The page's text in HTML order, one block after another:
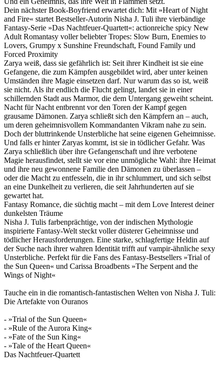
Dein nächster Book-Boyfriend erwartet dich: Mit »Heart of Night
and Fire« startet Bestseller-Autorin Nisha J. Tuli ihre vierbändige
Fantasy-Serie »Das Nachtfeuer-Quartett«: actionreiche spicy New
Adult Romantasy voller beliebter Tropes: Slow Burn, Enemies to
Lovers, Grumpy x Sunshine Freundschaft, Found Family und
Forced Proximity
Zarya weiß, dass sie gefährlich ist: Seit ihrer Kindheit ist sie eine
Gefangene, die zum Kämpfen ausgebildet wird, aber unter keinen
Umständen ihre Magie einsetzen darf. Nur warum das so ist, weiß
sie nicht. Als ihr endlich die Flucht gelingt, landet sie in einer
schillernden Stadt aus Marmor, die dem Untergang geweiht scheint.
Nacht für Nacht entbrennt vor den Toren der Kampf gegen
grausame Dämonen. Zarya schließt sich den Kämpfern an – auch,
um deren geheimnisvollem Kommandanten Vikram nahe zu sein.
Doch der bluttrinkende Unsterbliche hat seine eigenen Geheimnisse.
Und falls er hinter Zaryas kommt, ist sie in tödlicher Gefahr. Was
Zarya schließlich über ihre Gefangenschaft und ihre verbotene
Magie herausfindet, stellt sie vor eine unmögliche Wahl: ihre Heimat
und ihre neu gewonnene Familie den Dämonen zu überlassen –
oder die Macht zu entfesseln, die in ihr schlummert, und sich selbst
an eine Dunkelheit zu verlieren, die seit Jahrhunderten auf sie
gewartet hat.
Fantasy Romance, die süchtig macht – mit dem Love Interest deiner
dunkelsten Träume
Nisha J. Tulis farbenprächtige, von der indischen Mythologie
inspirierte Fantasy-Welt steckt voller düsterer Geheimnisse und
tödlicher Herausforderungen. Eine starke, schlagfertige Heldin auf
der Suche nach ihrer wahren Identität trifft auf vampir-ähnliche sexy
Unsterbliche. Perfekt für die Fans des Fantasy-Bestsellers »Trial of
the Sun Queen« und Carissa Broadbents »The Serpent and the
Wings of Night«
Tauche ein in die romantisch-fantastischen Welten von Nisha J. Tuli:
Die Artefakte von Ouranos
- »Trial of the Sun Queen«
- »Rule of the Aurora King«
- »Fate of the Sun King«
- »Tale of the Heart Queen«
Das Nachtfeuer-Quartett